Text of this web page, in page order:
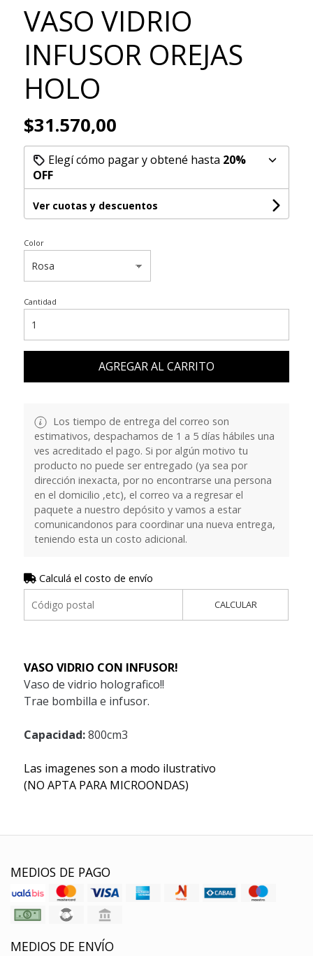
VASO VIDRIO
INFUSOR OREJAS
HOLO
$31.570,00
Elegí cómo pagar y obtené hasta 20%
OFF
Ver cuotas y descuentos
Color
Cantidad
AGREGAR AL CARRITO
Los tiempo de entrega del correo son
estimativos, despachamos de 1 a 5 días hábiles una
ves acreditado el pago. Si por algún motivo tu
producto no puede ser entregado (ya sea por
dirección inexacta, por no encontrarse una persona
en el domicilio ,etc), el correo va a regresar el
paquete a nuestro depósito y vamos a estar
comunicandonos para coordinar una nueva entrega,
teniendo esta un costo adicional.
Calculá el costo de envío
CALCULAR
VASO VIDRIO CON INFUSOR!
Vaso de vidrio holografico!!
Trae bombilla e infusor.
Capacidad:800cm3
Las imagenes son a modo ilustrativo
(NO APTA PARA MICROONDAS)
MEDIOS DE PAGO
MEDIOS DE ENVÍO